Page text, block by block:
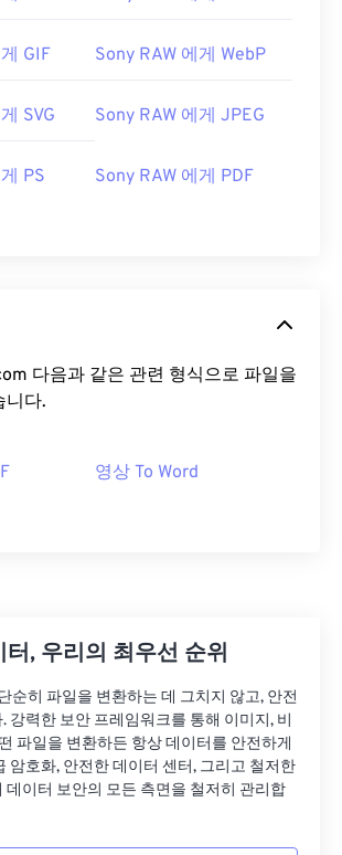
GIF Sony RAW 에게 WebP
SVG Sony RAW 에게 JPEG
PS Sony RAW 에게 PDF
다음과 같은 관련 형식으로 파일을
니다.
영상 To Word
, 우리의 최우선 순위
순히 파일을 변환하는 데 그치지 않고, 안전
강력한 보안 프레임워크를 통해 이미지, 비
파일을 변환하든 항상 데이터를 안전하게
암호화, 안전한 데이터 센터, 그리고 철저한
데이터 보안의 모든 측면을 철저히 관리합